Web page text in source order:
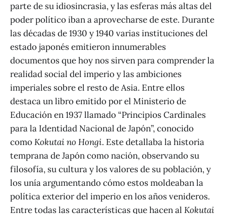
parte de su idiosincrasia, y las esferas más altas del
poder político iban a aprovecharse de este. Durante
las décadas de 1930 y 1940 varias instituciones del
estado japonés emitieron innumerables
documentos que hoy nos sirven para comprender la
realidad social del imperio y las ambiciones
imperiales sobre el resto de Asia. Entre ellos
destaca un libro emitido por el Ministerio de
Educación en 1937 llamado “Principios Cardinales
para la Identidad Nacional de Japón”, conocido
comoKokutai no Hongi. Este detallaba la historia
temprana de Japón como nación, observando su
filosofía, su cultura y los valores de su población, y
los unía argumentando cómo estos moldeaban la
política exterior del imperio en los años venideros.
Entre todas las características que hacen al Kokutai